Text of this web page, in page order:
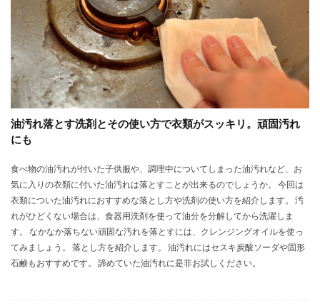
油汚れ落とす洗剤とその使い方で衣類がスッキリ。頑固汚れ
にも
食べ物の油汚れが付いた子供服や、調理中についてしまった油汚れなど、お
気に入りの衣類に付いた油汚れは落とすことが出来るのでしょうか。 今回は
衣類についた油汚れにおすすめな落とし方や洗剤の使い方を紹介します。 汚
れがひどくない場合は、食器用洗剤を使って油分を分解してから洗濯しま
す。 なかなか落ちない頑固な汚れを落とすには、クレンジングオイルを使っ
てみましょう。 落とし方を紹介します。 油汚れにはセスキ炭酸ソーダや固形
石鹸もおすすめです。 諦めていた油汚れに是非お試しください。